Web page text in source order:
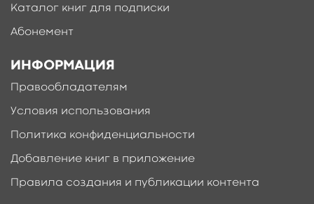
Каталог книг для подписки
Абонемент
ИНФОРМАЦИЯ
Правообладателям
Условия использования
Политика конфиденциальности
Добавление книг в приложение
Правила создания и публикации контента